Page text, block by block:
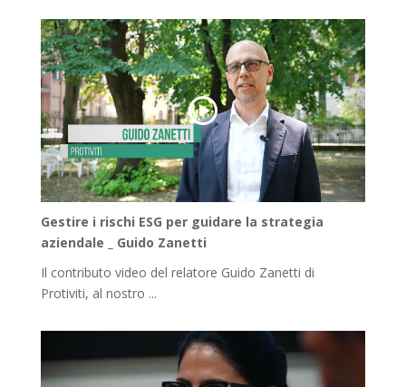
Gestire i rischi ESG per guidare la strategia
aziendale _ Guido Zanetti
Il contributo video del relatore Guido Zanetti di
Protiviti, al nostro ...